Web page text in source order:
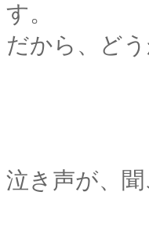
す。
だから、ど
泣き声が、聞